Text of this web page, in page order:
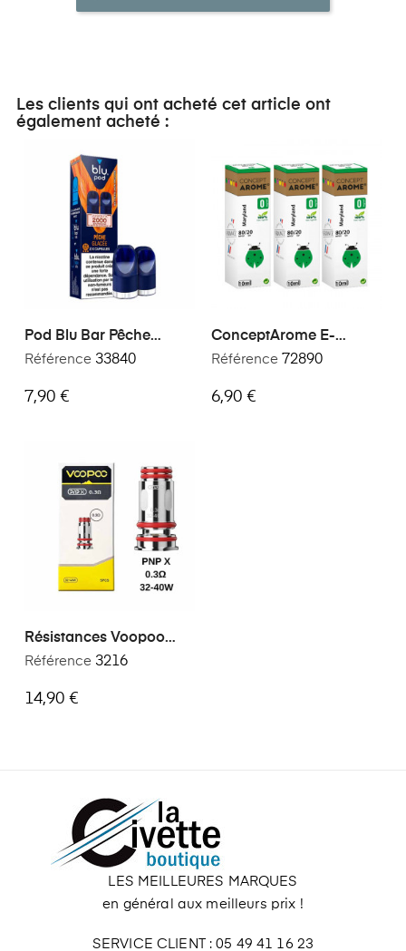
Les clients qui ont acheté cet article ont
également acheté :
Pod Blu Bar Pêche
Glacée
Référence 33840
7,90 €
ConceptArome E-
Liquide Premium Saveur
Référence 72890
6,90 €
Résistances Voopoo
PnPX-0,3
Référence 3216
14,90 €
LES MEILLEURES MARQUES
en général aux meilleurs prix !
SERVICE CLIENT : 05 49 41 16 23